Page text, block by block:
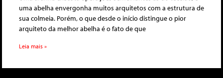
uma abelha envergonha muitos arquitetos com a estrutura de
sua colmeia. Porém, o que desde o início distingue o pior
arquiteto da melhor abelha é o fato de que
Leia mais »